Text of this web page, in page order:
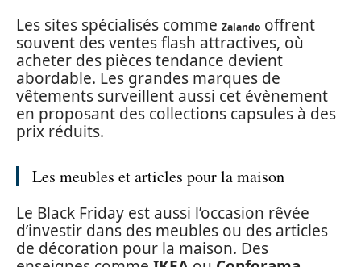
Les sites spécialisés comme Zalando offrent
souvent des ventes flash attractives, où
acheter des pièces tendance devient
abordable. Les grandes marques de
vêtements surveillent aussi cet évènement
en proposant des collections capsules à des
prix réduits.
Les meubles et articles pour la maison
Le Black Friday est aussi l’occasion rêvée
d’investir dans des meubles ou des articles
de décoration pour la maison. Des